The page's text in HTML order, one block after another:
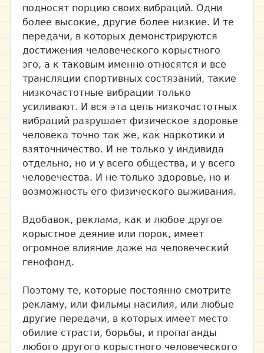
подносят порцию своих вибраций. Одни
более высокие, другие более низкие. И те
передачи, в которых демонстрируются
достижения человеческого корыстного
эго, а к таковым именно относятся и все
трансляции спортивных состязаний, такие
низкочастотные вибрации только
усиливают. И вся эта цепь низкочастотных
вибраций разрушает физическое здоровье
человека точно так же, как наркотики и
взяточничество. И не только у индивида
отдельно, но и у всего общества, и у всего
человечества. И не только здоровье, но и
возможность его физического выживания.
Вдобавок, реклама, как и любое другое
корыстное деяние или порок, имеет
огромное влияние даже на человеческий
генофонд.
Поэтому те, которые постоянно смотрите
рекламу, или фильмы насилия, или любые
другие передачи, в которых имеет место
обилие страсти, борьбы, и пропаганды
любого другого корыстного человеческого